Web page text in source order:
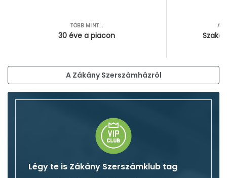
TÖBB MINT...
30 éve a piacon
A Zákány Szerszámházról
Légy te is Zákány Szerszámklub tag